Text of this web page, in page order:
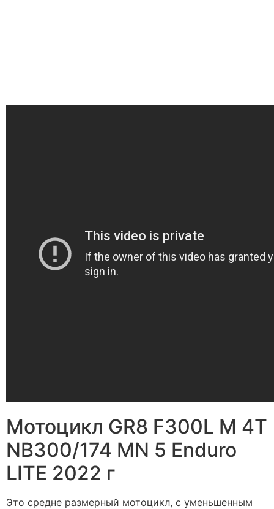
Мотоцикл GR8 F300L M 4T
NB300/174 MN 5 Enduro
LITE 2022 г
Это средне размерный мотоцикл, с уменьшенным